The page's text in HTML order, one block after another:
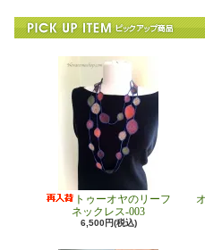
トゥーオヤのリーフ
ネックレス-003
6,500円(税込)